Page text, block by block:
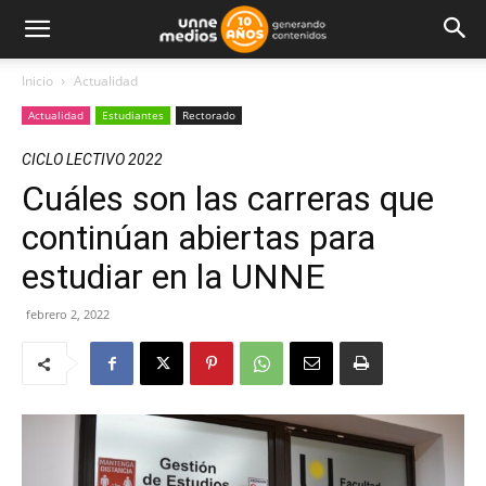
Inicio Actualidad
Actualidad Estudiantes Rectorado
CICLO LECTIVO 2022
Cuáles son las carreras que
continúan abiertas para
estudiar en la UNNE
febrero 2, 2022